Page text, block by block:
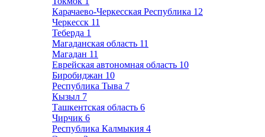
Карачаево-Черкесская Республика 12
Черкесск 11
Теберда 1
Магаданская область 11
Магадан 11
Еврейская автономная область 10
Биробиджан 10
Республика Тыва 7
Кызыл 7
Ташкентская область 6
Чирчик 6
Республика Калмыкия 4